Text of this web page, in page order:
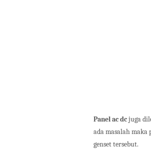
Panel ac dcjuga
ada masalah maka
genset tersebut.